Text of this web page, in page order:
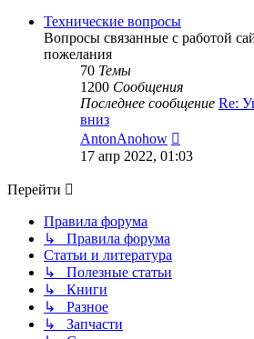
Технические вопросы
Вопросы связанные с работой
пожелания
70 Темы
1200 Сообщения
Последнее сообщение Re:
вниз
AntonAnohow
к
17 апр 2022, 01:03
Перейти
Правила форума
↳ Правила форума
Статьи и литература
↳ Полезные статьи
↳ Книги
↳ Разное
↳ Запчасти